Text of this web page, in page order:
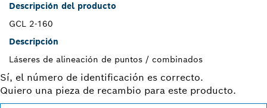
Descripción del producto
GCL 2-160
Descripción
Láseres de alineación de puntos / combinados
Sí, el número de identificación es correcto.
Quiero una pieza de recambio para este producto.